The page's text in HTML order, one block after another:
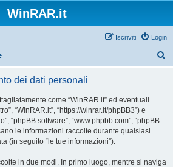
WinRAR.it
Login
Iscriviti
dei dati personali
come “WinRAR.it” ed eventuali
“WinRAR.it”, “https://winrar.it/phpBB3”) e
“phpBB software”, “www.phpbb.com”, “phpBB
le informazioni raccolte durante qualsiasi
(in seguito “le tue informazioni”).
in due modi. In primo luogo, mentre si naviga